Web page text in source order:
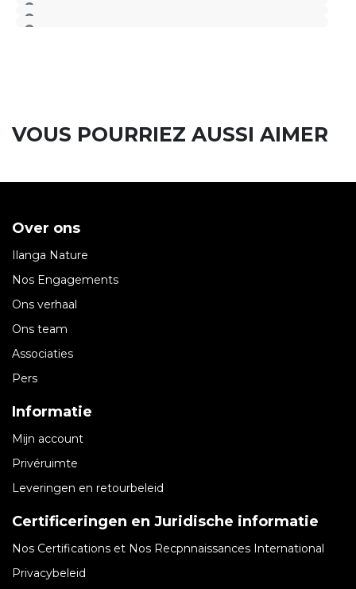
VOUS POURRIEZ AUSSI AIMER
Over ons
Ilanga Nature
Nos Engagements
Ons verhaal
Ons team
Associaties
Pers
Informatie
Mijn account
Privéruimte
Leveringen en retourbeleid
Certificeringen en Juridische informatie​
Nos Certifications et Nos Recpnnaissances International
Privacybeleid